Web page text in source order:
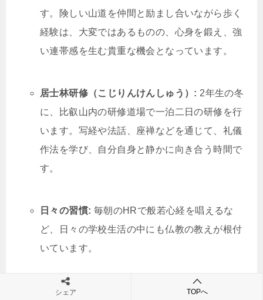
す。険しい山道を仲間と励まし合いながら歩く
経験は、大変ではあるものの、心身を鍛え、強
い連帯感を生む貴重な機会となっています。
居士林研修（こじりんけんしゅう）: 2年生の冬
に、比叡山内の研修道場で一泊二日の研修を行
います。写経や法話、座禅などを通じて、礼儀
作法を学び、自分自身と静かに向き合う時間で
す。
日々の習慣: 毎朝のHRで般若心経を唱えるな
ど、日々の学校生活の中にも仏教の教えが根付
いています。
これらの多様な活動を通じて、学力だけではない、人
シェア TOPへ